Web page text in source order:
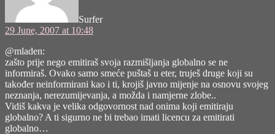
Surfer
29 June, 2007 at 10:48
@mladen:
zašto prije nego emitiraš svoja razmišljanja globalno se ne
informiraš. Ovako samo smeće puštaš u eter, truješ druge koji su
također neinformirani kao i ti, krojiš javno mijenje na osnovu svojeg
neznanja, nerezumijevanja, a možda i namjerne zlobe..
Vidiš kakva je velika odgovornost nad onima koji emitiraju
globalno? A ti sigurno ne bi trebao imati licencu za emitirati
globalno…